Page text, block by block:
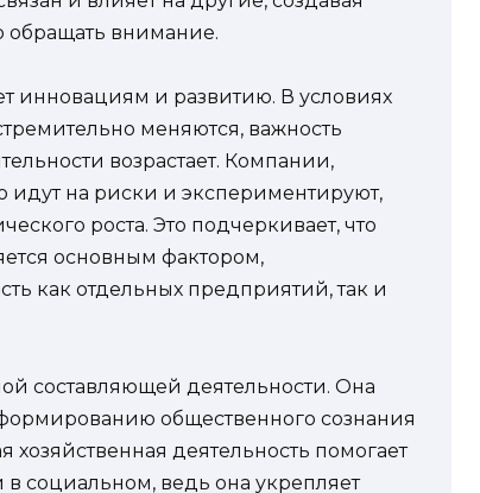
обращать внимание.
инновациям и развитию. В условиях
меняются, важность
возрастает. Компании,
на риски и экспериментируют,
роста. Это подчеркивает, что
основным фактором,
как отдельных предприятий, так и
составляющей деятельности. Она
формированию общественного сознания
деятельность помогает
социальном, ведь она укрепляет